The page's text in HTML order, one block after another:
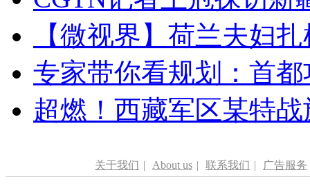
【微视界】荷兰夫妇
专家带你看规划：首
超燃！西藏军区某特
关于我们 | About us | 联系我们 | 广告服务